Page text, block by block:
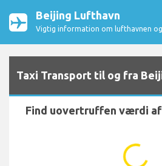
Beijing Lufthavn
Vigtig information om lufthavnen
Taxi Transport til og fra
Find uovertruffen værdi